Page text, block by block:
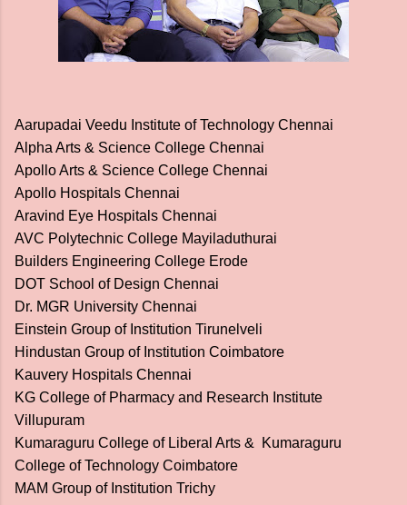
Aarupadai Veedu Institute of Technology Chennai
Alpha Arts & Science College Chennai
Apollo Arts & Science College Chennai
Apollo Hospitals Chennai
Aravind Eye Hospitals Chennai
AVC Polytechnic College Mayiladuthurai
Builders Engineering College Erode
DOT School of Design Chennai
Dr. MGR University Chennai
Einstein Group of Institution Tirunelveli
Hindustan Group of Institution Coimbatore
Kauvery Hospitals Chennai
KG College of Pharmacy and Research Institute
Villupuram
Kumaraguru College of Liberal Arts & Kumaraguru
College of Technology Coimbatore
MAM Group of Institution Trichy